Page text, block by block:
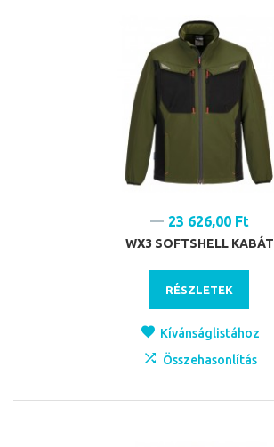
23 626,00 Ft
WX3 SOFTSHELL KABÁT
RÉSZLETEK
Kívánságlistához
Összehasonlítás